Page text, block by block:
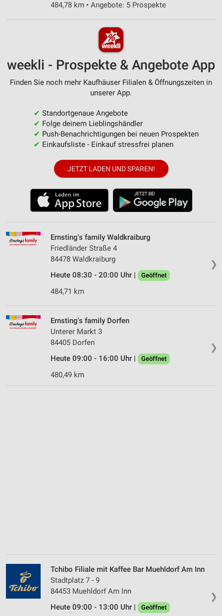
484,78 km • Angebote: 5 Prospekte
weekli - Prospekte & Angebote App
Finden Sie noch mehr Kaufhäuser Filialen & Öffnungszeiten in
unserer App.
✔ Standortgenaue Angebote
✔ Folge deinem Lieblingshändler
✔ Push-Benachrichtigungen bei neuen Prospekten
✔ Einkaufsliste - Einkauf stressfrei planen
JETZT LADEN UND SPAREN!
❯
Ernsting's family Waldkraiburg
Friedländer Straße 4
84478 Waldkraiburg
Heute 08:30 - 20:00 Uhr |
Geöffnet
484,71 km
❯
Ernsting's family Dorfen
Unterer Markt 3
84405 Dorfen
Heute 09:00 - 16:00 Uhr |
Geöffnet
480,49 km
❯
Tchibo Filiale mit Kaffee Bar Muehldorf Am Inn
Stadtplatz 7 - 9
84453 Muehldorf Am Inn
Heute 09:00 - 13:00 Uhr |
Geöffnet